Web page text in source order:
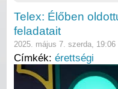
Telex: Élőben
feladatait
2025. május 7. szerda, 19:06
Címkék: érettségi